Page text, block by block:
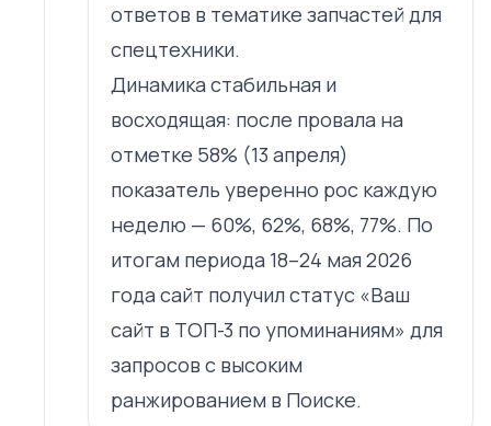
ответов в тематике запчастей для
спецтехники.
Динамика стабильная и
восходящая: после провала на
отметке 58% (13 апреля)
показатель уверенно рос каждую
неделю — 60%, 62%, 68%, 77%. По
итогам периода 18–24 мая 2026
года сайт получил статус «Ваш
сайт в ТОП-3 по упоминаниям» для
запросов с высоким
ранжированием в Поиске.